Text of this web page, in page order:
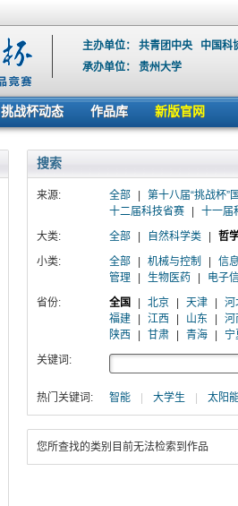
主办单位：共青团中央
中国科
承办单位：贵州大学
挑战杯动态 作品库 新版官网
搜索
来源: 全部
第十八届“挑战杯”
十二届科技省赛
十一届
大类:
全部 自然科学类
哲
小类:
全部 机械与控制
信
管理
生物医药
电子
省份:
全国 北京 天津
河
福建
江西 山东
河
陕西
甘肃 青海
宁
关键词:
热门关键词: 智能 大学生 太阳
您所查找的类别目前无法检索到作品